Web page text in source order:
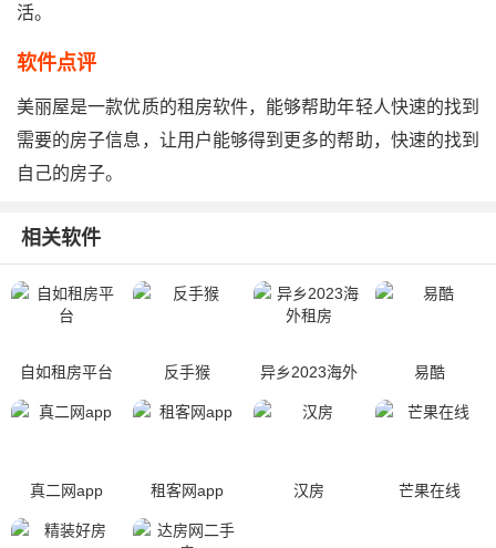
活。
软件点评
美丽屋是一款优质的租房软件，能够帮助年轻人快速的找到
需要的房子信息，让用户能够得到更多的帮助，快速的找到
自己的房子。
相关软件
自如租房平台 反手猴
异乡2023海外
租房
易酷
真二网app 租客网app 汉房 芒果在线